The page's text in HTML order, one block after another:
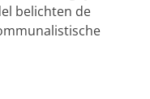
belichten de